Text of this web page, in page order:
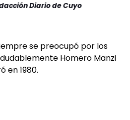
Diario de Cuyo
se preocupó por los
Homero Manzi
en 1980.